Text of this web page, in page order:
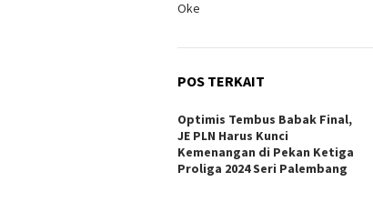
Oke
POS TERKAIT
Optimis Tembus Babak Final,
JE PLN Harus Kunci
Kemenangan di Pekan Ketiga
Proliga 2024 Seri Palembang